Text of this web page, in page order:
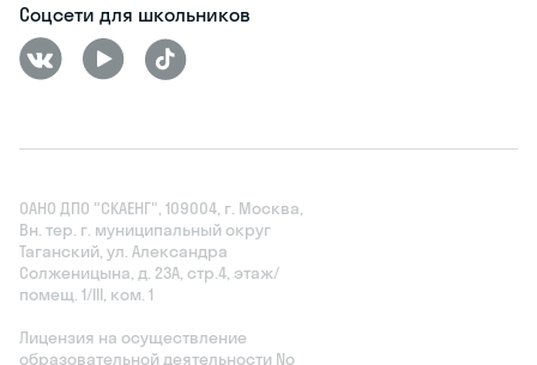
Соцсети для школьников
ОАНО ДПО "СКАЕНГ", 109004, г. Москва,
Вн. тер. г. муниципальный округ
Таганский, ул. Александра
Солженицына, д. 23А, стр.4, этаж/
помещ. 1/III, ком. 1
Лицензия на осуществление
образовательной деятельности No